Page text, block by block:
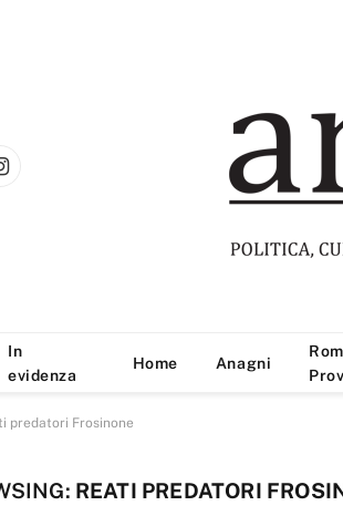
In
evidenza
Home Anagni
predatori Frosinone
REATI PREDATORI